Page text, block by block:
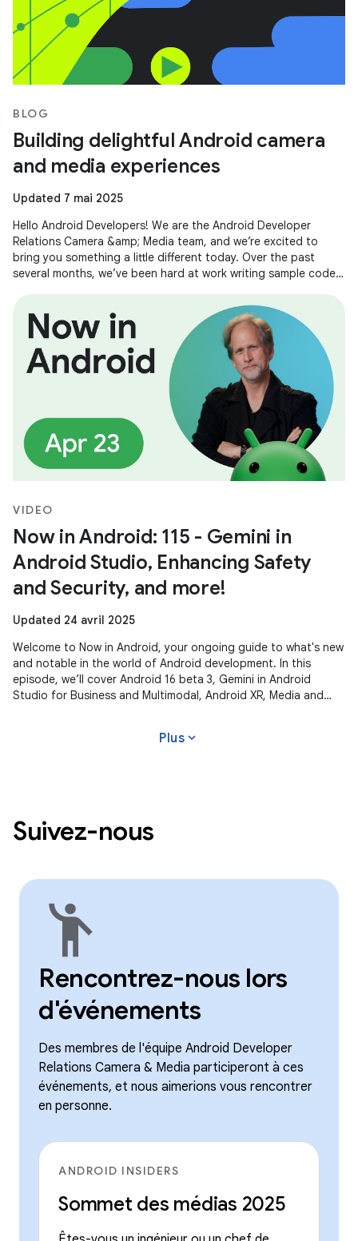
BLOG
Building delightful Android camera
and media experiences
Updated 7 mai 2025
Hello Android Developers! We are the Android Developer
Relations Camera &amp; Media team, and we’re excited to
bring you something a little different today. Over the past
several months, we’ve been hard at work writing sample code
VIDEO
Now in Android: 115 - Gemini in
Android Studio, Enhancing Safety
and Security, and more!
Updated 24 avril 2025
Welcome to Now in Android, your ongoing guide to what's new
and notable in the world of Android development. In this
episode, we’ll cover Android 16 beta 3, Gemini in Android
Studio for Business and Multimodal, Android XR, Media and
Plus expand_more
Suivez-nous
emoji_people
Rencontrez-nous lors
d'événements
Des membres de l'équipe Android Developer
Relations Camera & Media participeront à ces
événements, et nous aimerions vous rencontrer
en personne.
ANDROID INSIDERS
Sommet des médias 2025